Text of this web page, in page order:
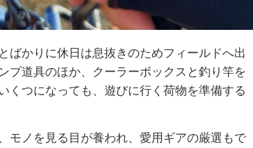
ばかりに休日は息抜きのためフィールドへ出
プ道具のほか、クーラーボックスと釣り竿を
くつになっても、遊びに行く荷物を準備する
モノを見る目が養われ、愛用ギアの厳選もで